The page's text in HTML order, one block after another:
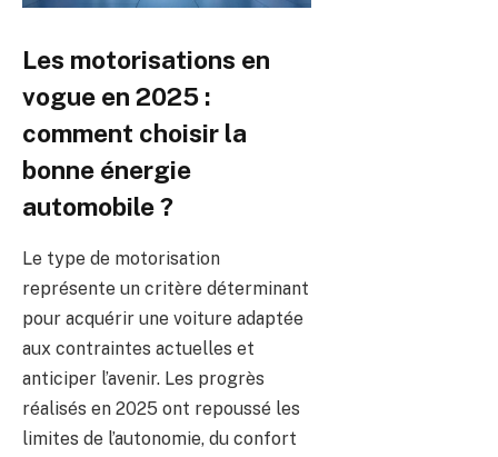
Les motorisations en
vogue en 2025 :
comment choisir la
bonne énergie
automobile ?
Le type de motorisation
représente un critère déterminant
pour acquérir une voiture adaptée
aux contraintes actuelles et
anticiper l’avenir. Les progrès
réalisés en 2025 ont repoussé les
limites de l’autonomie, du confort